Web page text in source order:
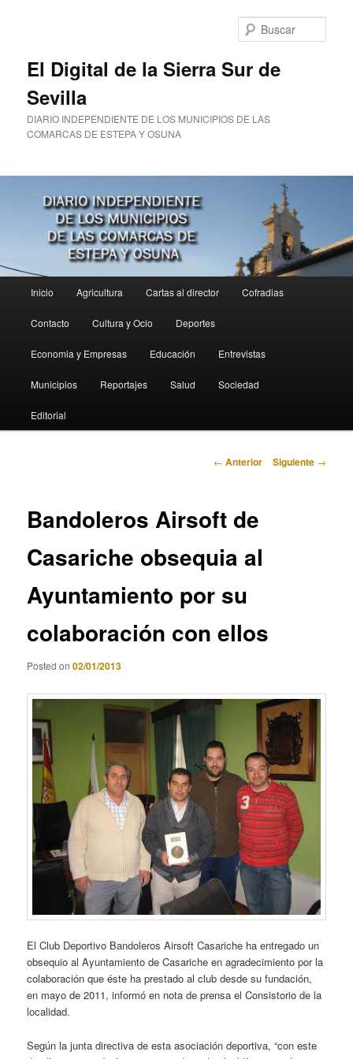
El Digital de la Sierra Sur de
Sevilla
DIARIO INDEPENDIENTE DE LOS MUNICIPIOS DE LAS
COMARCAS DE ESTEPA Y OSUNA
principal
Inicio Agricultura Cartas al director Cofradias
Contacto Cultura y Ocio Deportes
Economia y Empresas Educación Entrevistas
Municipios Reportajes Salud Sociedad
Editorial
Navegación
← Anterior Siguiente →
Bandoleros Airsoft de
Casariche obsequia al
Ayuntamiento por su
colaboración con ellos
Posted on02/01/2013
El Club Deportivo Bandoleros Airsoft Casariche ha entregado un
obsequio al Ayuntamiento de Casariche en agradecimiento por la
colaboración que éste ha prestado al club desde su fundación,
en mayo de 2011, informó en nota de prensa el Consistorio de la
localidad.
Según la junta directiva de esta asociación deportiva, “con este